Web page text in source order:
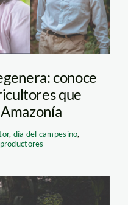
conoce
que
, día del campesino,